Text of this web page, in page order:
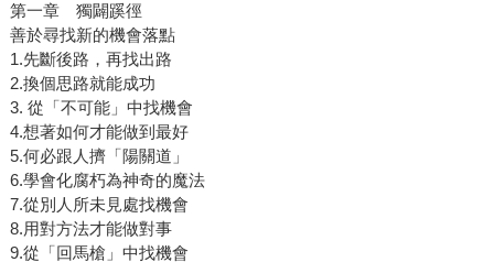
第一章 獨闢蹊徑
善於尋找新的機會落點
1.先斷後路，再找出路
2.換個思路就能成功
3. 從「不可能」中找機會
4.想著如何才能做到最好
5.何必跟人擠「陽關道」
6.學會化腐朽為神奇的魔法
7.從別人所未見處找機會
8.用對方法才能做對事
9.從「回馬槍」中找機會